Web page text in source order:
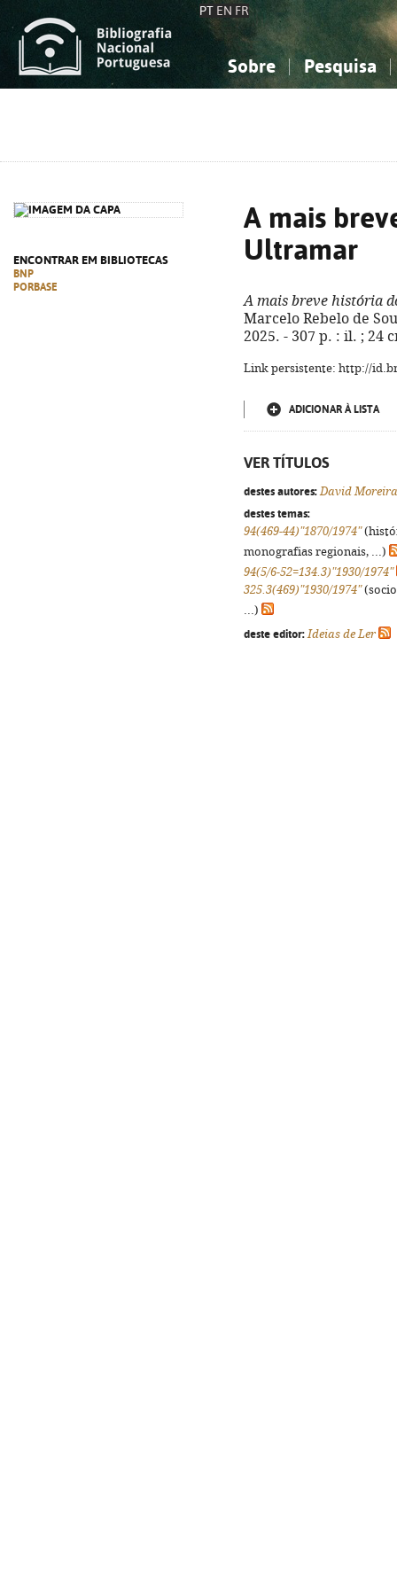
PT EN FR
Sobre Pesquisa
ENCONTRAR EM BIBLIOTECAS
BNP
PORBASE
A mais
Ultramar
A mais breve história
Marcelo Rebelo de
2025. - 307 p. : il. ; 24
Link persistente: http://
ADICIONAR À LISTA
VER TÍTULOS
destes autores: David Moreira
destes temas:
94(469-44)"1870/1974"
monografias regionais, ...)
94(5/6-52=134.3)"1930/1974"
325.3(469)"1930/1974"
...)
deste editor: Ideias de Ler